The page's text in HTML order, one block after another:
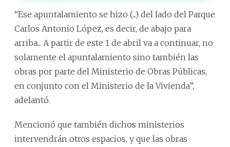
“Ese apuntalamiento se hizo (...) del lado del Parque
Carlos Antonio López, es decir, de abajo para
arriba... A partir de este 1 de abril va a continuar, no
solamente el apuntalamiento sino también las
obras por parte del Ministerio de Obras Públicas,
en conjunto con el Ministerio de la Vivienda”,
adelantó.
Mencionó que también dichos ministerios
intervendrán otros espacios, y que las obras